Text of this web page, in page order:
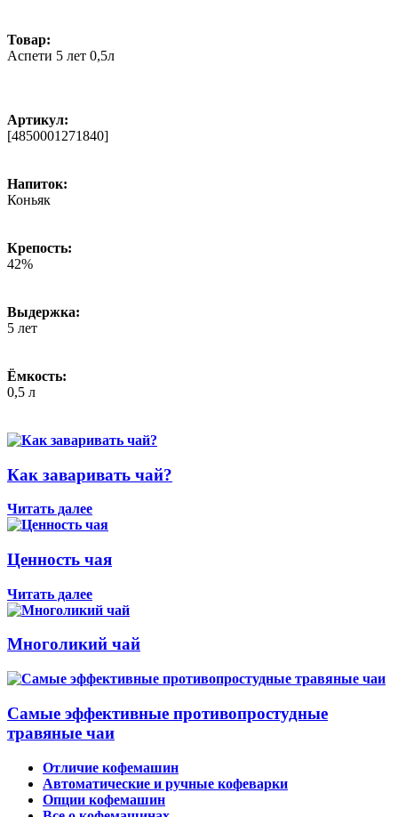
Товар:
Аспети 5 лет 0,5л
Артикул:
[4850001271840]
Напиток:
Коньяк
Крепость:
42%
Выдержка:
5 лет
Ёмкость:
0,5 л
Как заваривать чай?
Читать далее
Ценность чая
Читать далее
Многоликий чай
Самые эффективные противопростудные
травяные чаи
Отличие кофемашин
Автоматические и ручные кофеварки
Опции кофемашин